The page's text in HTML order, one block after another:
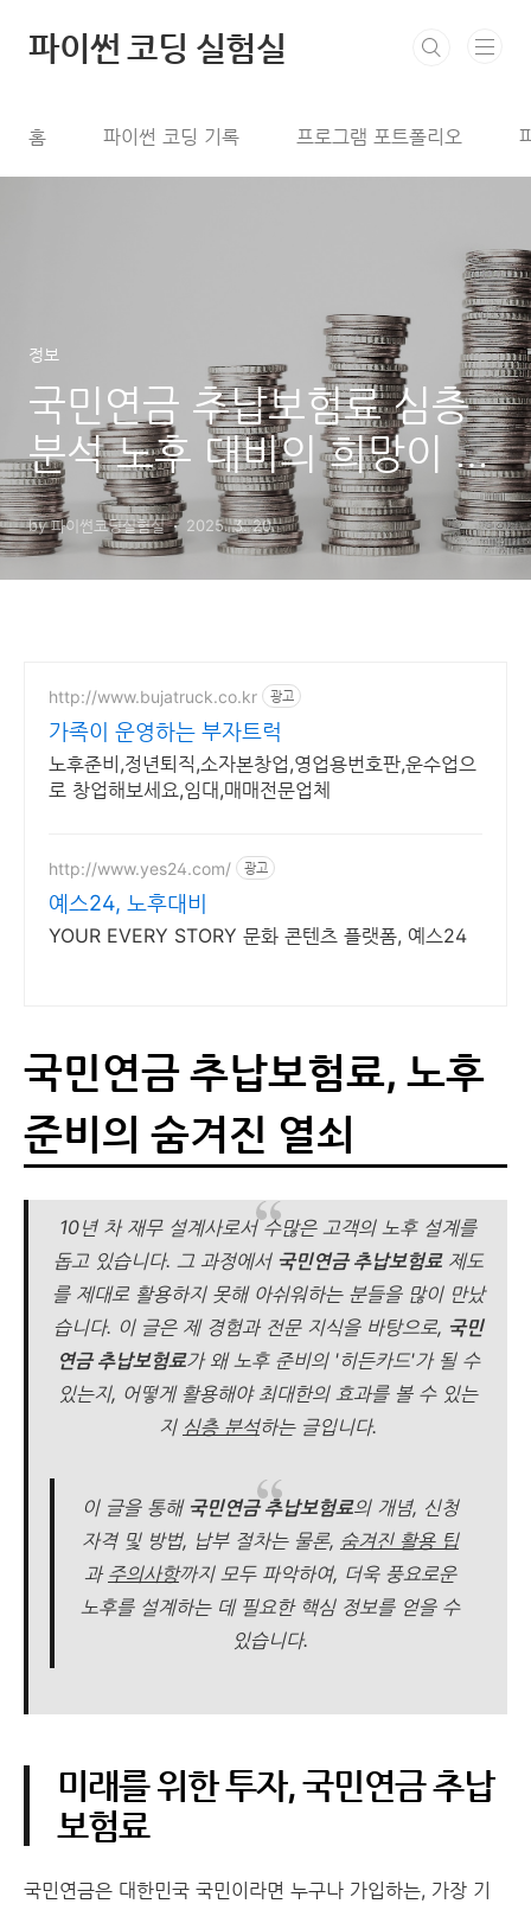
파이썬 코딩 실험실
홈 파이썬 코딩 기록 프로그램 포트폴리오
정보
국민연금 추납보험료 심층
분석 노후 대비의 희망이 될
수 있나?
by 파이썬코딩실험실 2025. 3. 20.
http://www.bujatruck.co.kr 광고
가족이 운영하는 부자트럭
노후준비,정년퇴직,소자본창업,영업용번호판,운수업으
로 창업해보세요,임대,매매전문업체
http://www.yes24.com/ 광고
예스24, 노후대비
YOUR EVERY STORY 문화 콘텐츠 플랫폼, 예스24
국민연금 추납보험료, 노후
준비의 숨겨진 열쇠
10년 차 재무 설계사로서 수많은 고객의 노후 설계를
돕고 있습니다. 그 과정에서 국민연금 추납보험료제도
를 제대로 활용하지 못해 아쉬워하는 분들을 많이 만났
습니다. 이 글은 제 경험과 전문 지식을 바탕으로, 국민
연금 추납보험료가 왜 노후 준비의 '히든카드'가 될 수
있는지, 어떻게 활용해야 최대한의 효과를 볼 수 있는
지 심층 분석하는 글입니다.
이 글을 통해 국민연금 추납보험료의 개념, 신청
자격 및 방법, 납부 절차는 물론, 숨겨진 활용 팁
과 주의사항까지 모두 파악하여, 더욱 풍요로운
노후를 설계하는 데 필요한 핵심 정보를 얻을 수
있습니다.
미래를 위한 투자, 국민연금 추납
보험료
국민연금은 대한민국 국민이라면 누구나 가입하는, 가장 기